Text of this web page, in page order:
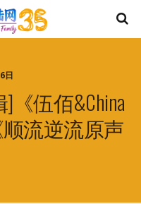
日
伍佰&China
顺流逆流原声